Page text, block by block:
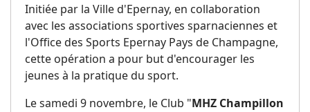
Initiée par la Ville d'Epernay, en collaboration
avec les associations sportives sparnaciennes et
l'Office des Sports Epernay Pays de Champagne,
cette opération a pour but d'encourager les
jeunes à la pratique du sport.
Le samedi 9 novembre, le Club "MHZ Champillon